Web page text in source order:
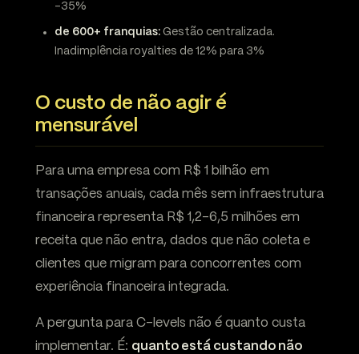
-35%
de 600+ franquias: Gestão centralizada.
Inadimplência royalties de 12% para 3%
O custo de não agir é
mensurável
Para uma empresa com R$ 1 bilhão em
transações anuais, cada mês sem infraestrutura
financeira representa R$ 1,2-6,5 milhões em
receita que não entra, dados que não coleta e
clientes que migram para concorrentes com
experiência financeira integrada.
A pergunta para C-levels não é quanto custa
implementar. É: quanto está custando não